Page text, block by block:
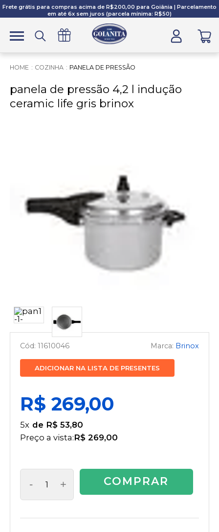
Frete grátis para compras acima de R$200,00 para Goiânia | Parcelamento
em até 6x sem juros (parcela mínima: R$50)
COZINHA PANELA DE PRESSÃO
panela de pressão 4,2 l indução
ceramic life gris brinox
11610046 Brinox
ADICIONAR NA LISTA DE PRESENTES
R$ 269,00
5x
R$ 53,80
Preço a vista:R$ 269,00
- + COMPRAR